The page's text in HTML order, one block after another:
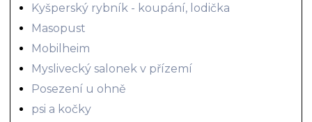
Kyšperský rybník - koupání, lodička
Masopust
Mobilheim
Myslivecký salonek v přízemí
Posezení u ohně
psi a kočky